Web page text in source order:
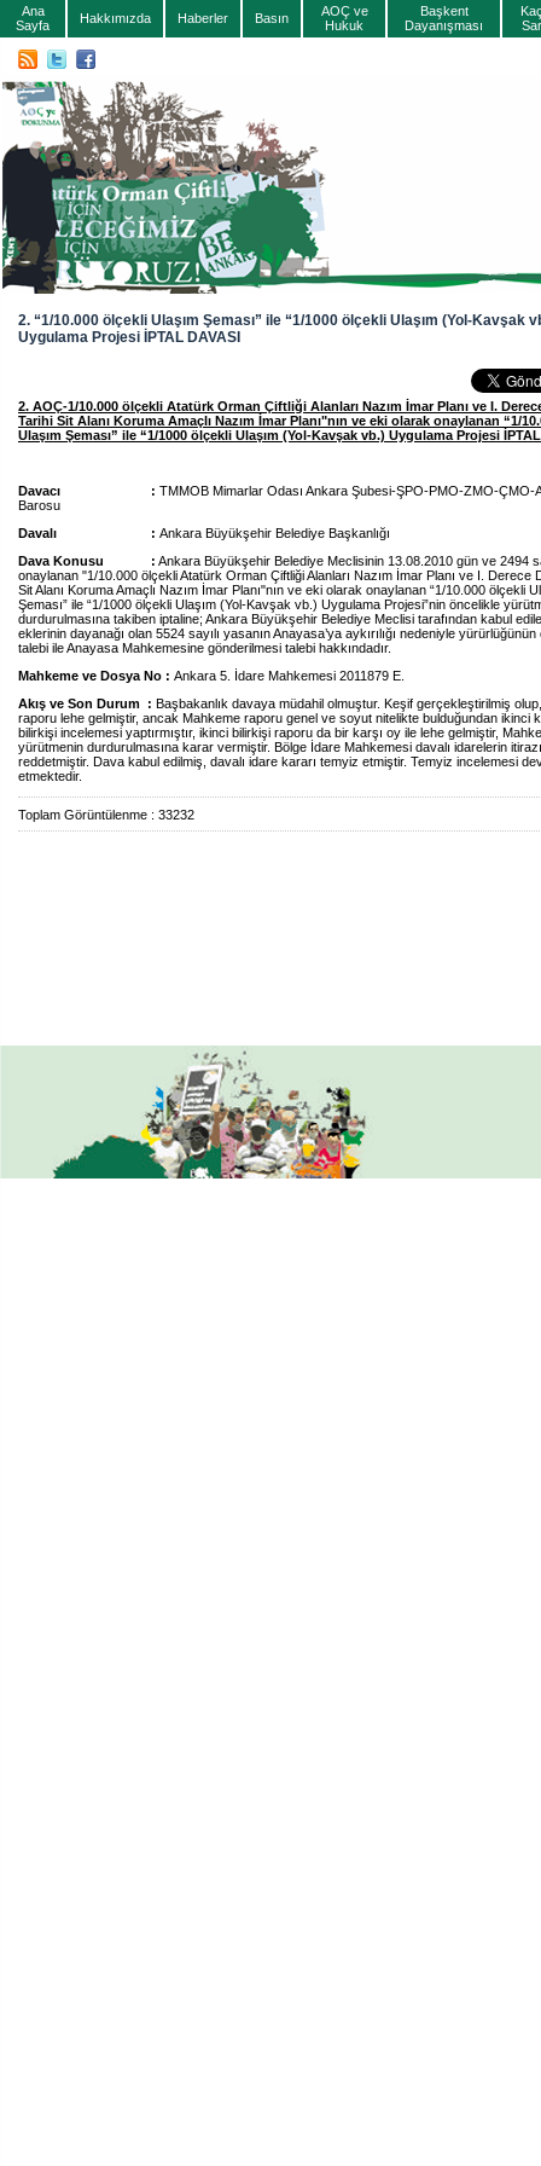
Ana
Sayfa
Hakkımızda Haberler Basın
AOÇ ve
Hukuk
Başkent
Dayanışması
2. “1/10.000 ölçekli Ulaşım Şeması” ile “1/1000 ölçekli Ulaşım (Yol-Kavşak
Uygulama Projesi İPTAL DAVASI
2. AOÇ-1/10.000 ölçekli Atatürk Orman Çiftliği Alanları Nazım İmar Planı ve I.
Tarihi Sit Alanı Koruma Amaçlı Nazım İmar Planı"nın ve eki olarak onaylanan “1/
Ulaşım Şeması” ile “1/1000 ölçekli Ulaşım (Yol-Kavşak vb.) Uygulama Projesi
Davacı : TMMOB Mimarlar Odası Ankara Şubesi-ŞPO-PMO-ZMO-ÇMO-
Barosu
Davalı : Ankara Büyükşehir Belediye Başkanlığı
Dava Konusu : Ankara Büyükşehir Belediye Meclisinin 13.08.2010 gün ve 2494
onaylanan "1/10.000 ölçekli Atatürk Orman Çiftliği Alanları Nazım İmar Planı ve I. Derece
Sit Alanı Koruma Amaçlı Nazım İmar Planı"nın ve eki olarak onaylanan “1/10.000 ölçekli
Şeması” ile “1/1000 ölçekli Ulaşım (Yol-Kavşak vb.) Uygulama Projesi”nin öncelikle
durdurulmasına takiben iptaline; Ankara Büyükşehir Belediye Meclisi tarafından kabul
eklerinin dayanağı olan 5524 sayılı yasanın Anayasa’ya aykırılığı nedeniyle
talebi ile Anayasa Mahkemesine gönderilmesi talebi hakkındadır.
Mahkeme ve Dosya No : Ankara 5. İdare Mahkemesi 2011879 E.
Akış ve Son Durum : Başbakanlık davaya müdahil olmuştur. Keşif gerçekleştirilmiş
raporu lehe gelmiştir, ancak Mahkeme raporu genel ve soyut nitelikte bulduğundan ikinci
bilirkişi incelemesi yaptırmıştır, ikinci bilirkişi raporu da bir karşı oy ile lehe gelmiştir,
yürütmenin durdurulmasına karar vermiştir. Bölge İdare Mahkemesi davalı idarelerin
reddetmiştir. Dava kabul edilmiş, davalı idare kararı temyiz etmiştir. Temyiz incelemesi
etmektedir.
Toplam Görüntülenme : 33232